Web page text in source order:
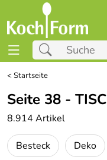
<Startseite
Seite 38 -
8.914 Artikel
Besteck Deko